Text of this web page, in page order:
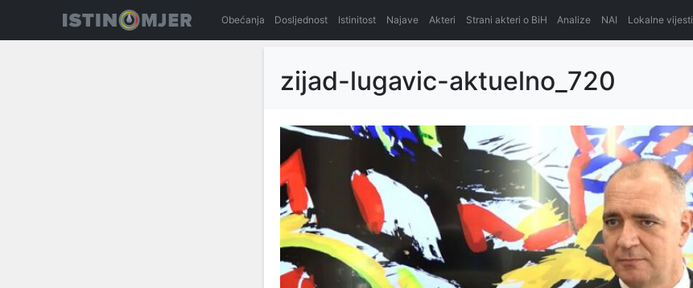
Obećanja Dosljednost Istinitost Najave Akteri Strani akteri o BiH Analize NAI Lokalne vijesti
zijad-lugavic-aktuelno_720